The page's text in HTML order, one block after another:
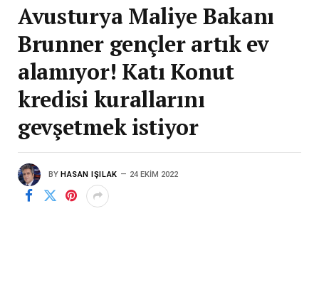
Avusturya Maliye Bakanı
Brunner gençler artık ev
alamıyor! Katı Konut
kredisi kurallarını
gevşetmek istiyor
BY HASAN IŞILAK 24 EKIM 2022